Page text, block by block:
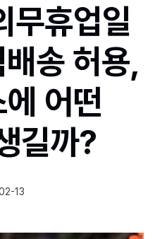
무휴업일
송 허용,
어떤
길까?
13